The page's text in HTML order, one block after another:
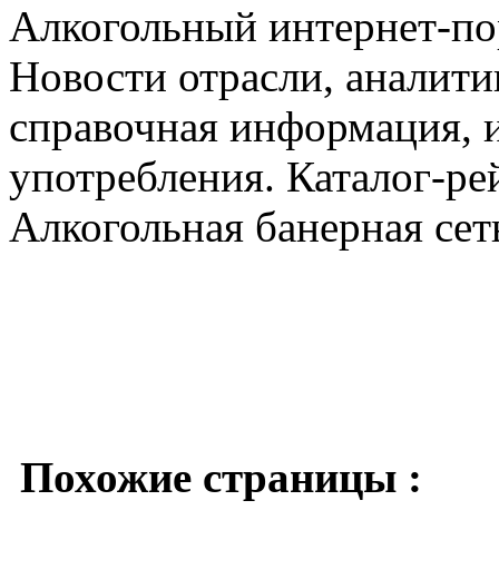
Алкогольный интернет-
Новости отрасли,
справочная информация,
употребления. Каталог-
Алкогольная банерная
Похожие страницы :